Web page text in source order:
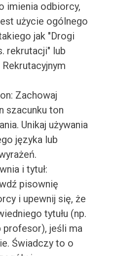
imienia odbiorcy,
użycie ogólnego
jak "Drogi
rekrutacji" lub
Zachowaj
szacunku ton
Unikaj używania
języka lub
i tytuł:
pisownię
i upewnij się, że
tytułu (np.
profesor), jeśli ma
Świadczy to o